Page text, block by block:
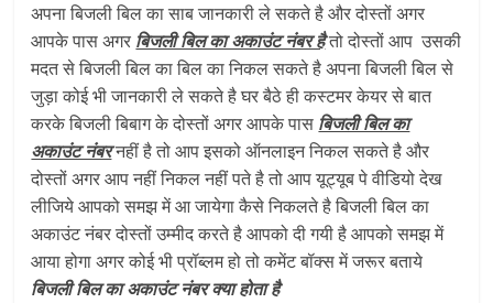
अपना बिजली बिल का साब जानकारी ले सकते है और दोस्तों अगर
आपके पास अगर बिजली बिल का अकाउंट नंबर हैतो दोस्तों आप उसकी
मदत से बिजली बिल का बिल का निकल सकते है अपना बिजली बिल से
जुड़ा कोई भी जानकारी ले सकते है घर बैठे ही कस्टमर केयर से बात
करके बिजली बिबाग के दोस्तों अगर आपके पास बिजली बिल का
अकाउंट नंबरनहीं है तो आप इसको ऑनलाइन निकल सकते है और
दोस्तों अगर आप नहीं निकल नहीं पते है तो आप यूट्यूब पे वीडियो देख
लीजिये आपको समझ में आ जायेगा कैसे निकलते है बिजली बिल का
अकाउंट नंबर दोस्तों उम्मीद करते है आपको दी गयी है आपको समझ में
आया होगा अगर कोई भी प्रॉब्लम हो तो कमेंट बॉक्स में जरूर बताये
बिजली बिल का अकाउंट नंबर क्या होता है